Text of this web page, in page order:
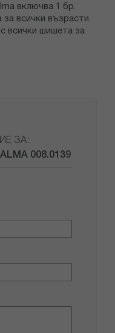
включва 1 бр.
всички възрасти.
всички шишета за
ЗА:
008.0139